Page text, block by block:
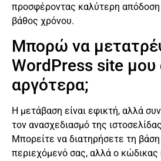
προσφέροντας καλύτερη
βάθος χρόνου.
Μπορώ να
WordPress site
αργότερα;
Η μετάβαση είναι εφικτή, αλλά
τον ανασχεδιασμό της
Μπορείτε να διατηρήσετε τη
περιεχόμενό σας, αλλά ο κώδικας